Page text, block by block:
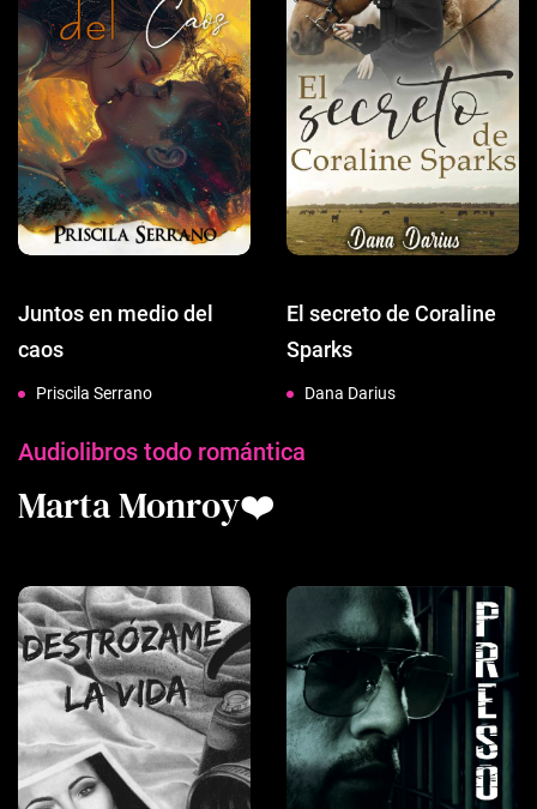
Juntos en medio del
caos
Priscila Serrano
El secreto de Coraline
Sparks
Dana Darius
Audiolibros todo romántica
Marta Monroy❤️